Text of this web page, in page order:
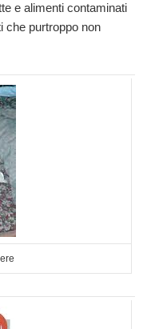
e alimenti contaminati
che purtroppo non